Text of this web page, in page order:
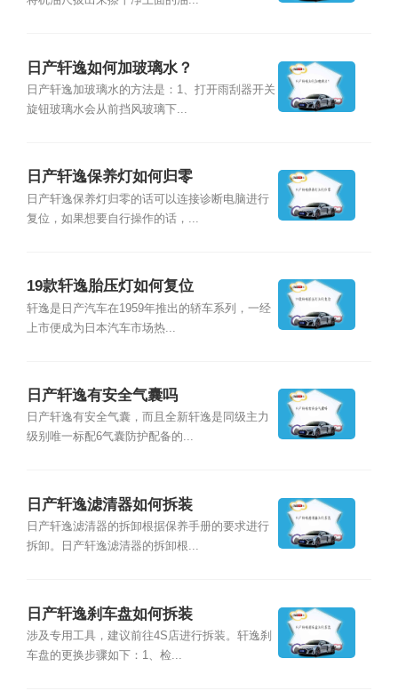
日产轩逸如何加玻璃水？
日产轩逸加玻璃水的方法是：1、打开雨刮器开关
旋钮玻璃水会从前挡风玻璃下...
日产轩逸保养灯如何归零
日产轩逸保养灯归零的话可以连接诊断电脑进行
复位，如果想要自行操作的话，...
19款轩逸胎压灯如何复位
轩逸是日产汽车在1959年推出的轿车系列，一经
上市便成为日本汽车市场热...
日产轩逸有安全气囊吗
日产轩逸有安全气囊，而且全新轩逸是同级主力
级别唯一标配6气囊防护配备的...
日产轩逸滤清器如何拆装
日产轩逸滤清器的拆卸根据保养手册的要求进行
拆卸。日产轩逸滤清器的拆卸根...
日产轩逸刹车盘如何拆装
涉及专用工具，建议前往4S店进行拆装。轩逸刹
车盘的更换步骤如下：1、检...